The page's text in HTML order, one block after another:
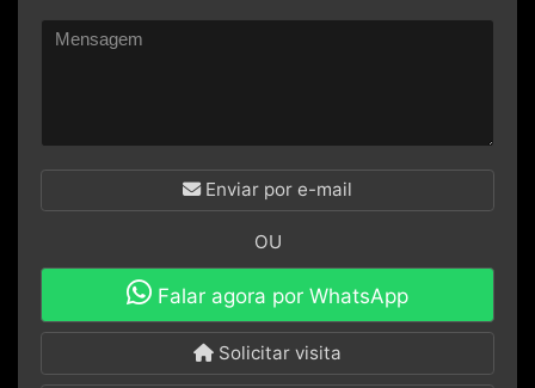
Enviar por e-mail
OU
Falar agora por WhatsApp
Solicitar visita